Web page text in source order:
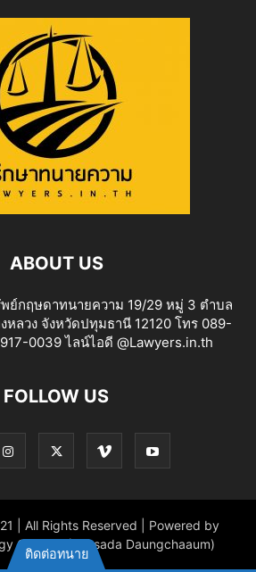
ABOUT US
ย์กฤษดาทนายความ 19/29 หมู่ 3 ตำบล
หลวง จังหวัดปทุมธานี 12120 โทร 089-
0039 ไลน์ไอดี @Lawyers.in.th
FOLLOW US
| All Rights Reserved | Powered by
Co.,Ltd. (Khitsada Daungchaaum)
ติดต่อทนาย